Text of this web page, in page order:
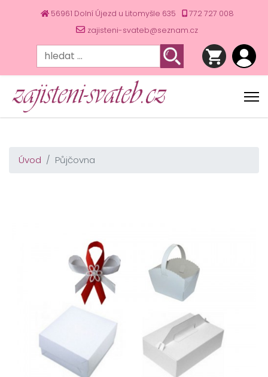
56961 Dolní Újezd u Litomyšle 635
772 727 008
zajisteni-svateb@seznam.cz
Úvod Půjčovna